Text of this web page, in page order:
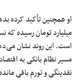
است. این روند نشان
مسیر نظام بانکی به
نقدینگی و تورم باقی